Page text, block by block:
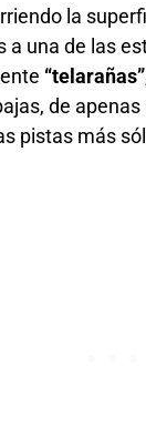
la
a una de las
“telarañas”
de
pistas más